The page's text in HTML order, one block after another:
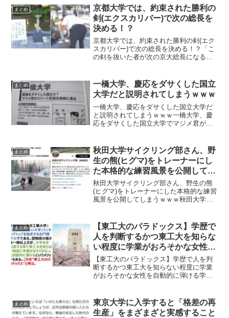
まとめ
京都大学では、約束された勝利の
剣(エクスカリバー)で次の総長を
決める！？
京都大学では、約束された勝利の剣(エク
スカリバー)で次の総長を決める！？「こ
の剣を抜いた者が次の京大総長になる」
ェがユニークだと話題になっています。
京都大学では、約束さ...
まとめ
一橋大学、慶応をダサくした国立
大学だと説明されてしまうｗｗｗ
一橋大学、慶応をダサくした国立大学だ
と説明されてしまうｗｗｗ一橋大学、慶
応をダサくした国立大学でマジメ君がエ
ですｗｗｗ「慶應をダサくした国立大？
マジメ君がエリート街道を...
まとめ
秋田大学サイクリング部さん、野
生の熊(ヒグマ)をトレーナーにし
た本格的な練習風景を公開してし
まうｗｗｗ
秋田大学サイクリング部さん、野生の熊
(ヒグマ)をトレーナーにした本格的な練習
風景を公開してしまうｗｗｗ秋田大学サ
をトレーナーにした本格的な練習をして
いることがわかり話題...
まとめ
【東工大のパラドックス】学歴で
人を判断するかつ東工大を知らな
い程度に学業がおろそかな女性を
自動的に弾ける
【東工大のパラドックス】学歴で人を判
断するかつ東工大を知らない程度に学業
がおろそかな女性を自動的に弾ける学校
る名門大学「東京工業大学」ですが、恋
愛や婚活では東工大を知...
まとめ
東京大学に入学すると「格差の再
生産」をまざまざと実感すること